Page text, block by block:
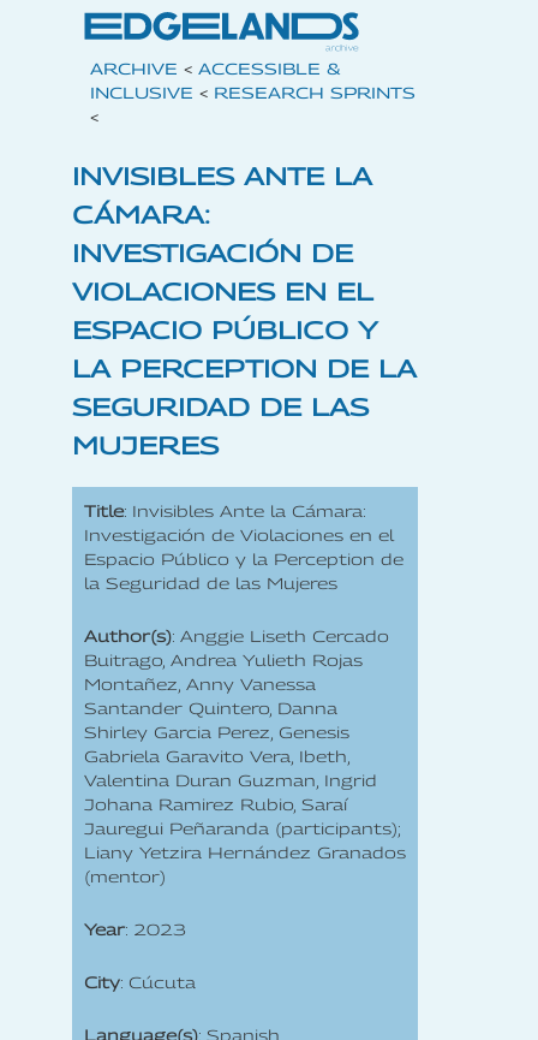
ARCHIVE < ACCESSIBLE &
INCLUSIVE < RESEARCH SPRINTS
<
INVISIBLES ANTE LA
CÁMARA:
INVESTIGACIÓN DE
VIOLACIONES EN EL
ESPACIO PÚBLICO Y
LA PERCEPTION DE LA
SEGURIDAD DE LAS
MUJERES
Title: Invisibles Ante la Cámara:
Investigación de Violaciones en el
Espacio Público y la Perception de
la Seguridad de las Mujeres
Author(s): Anggie Liseth Cercado
Buitrago, Andrea Yulieth Rojas
Montañez, Anny Vanessa
Santander Quintero, Danna
Shirley Garcia Perez, Genesis
Gabriela Garavito Vera, Ibeth,
Valentina Duran Guzman, Ingrid
Johana Ramirez Rubio, Saraí
Jauregui Peñaranda (participants);
Liany Yetzira Hernández Granados
(mentor)
Year: 2023
City: Cúcuta
Language(s): Spanish